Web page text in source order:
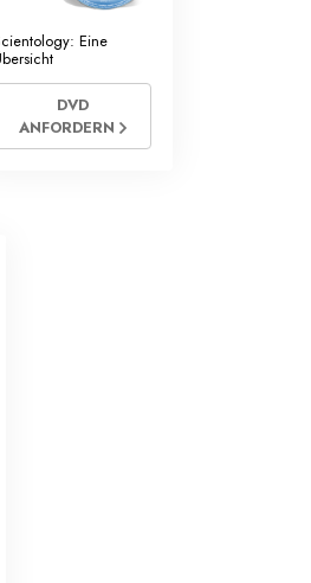
Eine
DVD
ANFORDERN